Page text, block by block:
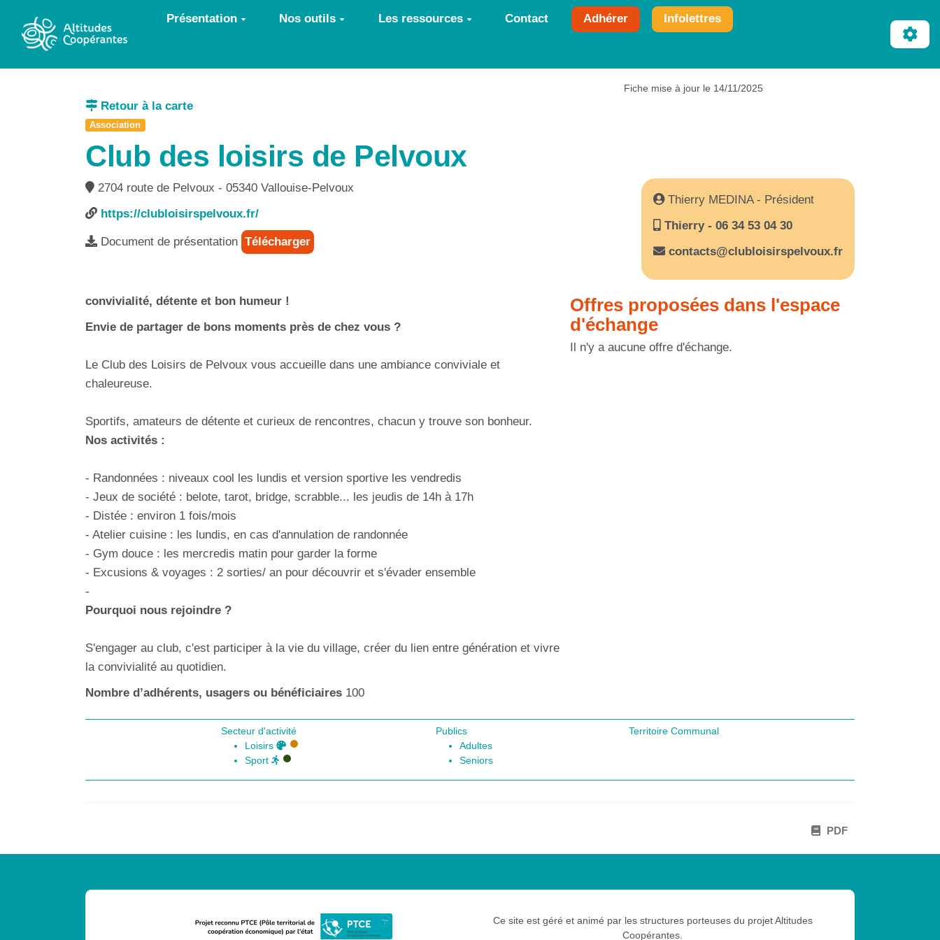
Aller au contenu principal Présentation Nos outils Les ressources Contact Adhérer Infolettres
Fiche mise à jour le 14/11/2025
Retour à la carte
Association
Club des loisirs de Pelvoux
2704 route de Pelvoux - 05340 Vallouise-Pelvoux
https://clubloisirspelvoux.fr/
Document de présentation Télécharger
Thierry MEDINA - Président
Thierry - 06 34 53 04 30
contacts@clubloisirspelvoux.fr
convivialité, détente et bon humeur !
Envie de partager de bons moments près de chez vous ?
Le Club des Loisirs de Pelvoux vous accueille dans une ambiance conviviale et
chaleureuse.
Sportifs, amateurs de détente et curieux de rencontres, chacun y trouve son bonheur.
Nos activités :
- Randonnées : niveaux cool les lundis et version sportive les vendredis
- Jeux de société : belote, tarot, bridge, scrabble... les jeudis de 14h à 17h
- Distée : environ 1 fois/mois
- Atelier cuisine : les lundis, en cas d'annulation de randonnée
- Gym douce : les mercredis matin pour garder la forme
- Excusions & voyages : 2 sorties/ an pour découvrir et s'évader ensemble
-
Pourquoi nous rejoindre ?
S'engager au club, c'est participer à la vie du village, créer du lien entre génération et vivre
la convivialité au quotidien.
Nombre d’adhérents, usagers ou bénéficiaires 100
Offres proposées dans l'espace
d'échange
Il n'y a aucune offre d'échange.
Secteur d'activité
Loisirs
Sport
Publics
Adultes
Seniors
Territoire Communal
PDF
Ce site est géré et animé par les structures porteuses du projet Altitudes
Coopérantes.